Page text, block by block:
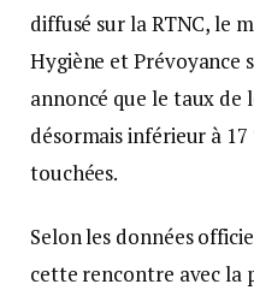
diffusé sur la RTNC, le
Hygiène et Prévoyance
annoncé que le taux de
désormais inférieur à
touchées.
Selon les données
cette rencontre avec la